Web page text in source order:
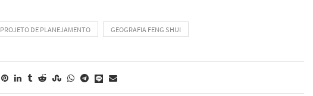
PROJETO DE PLANEJAMENTO GEOGRAFIA FENG SHUI